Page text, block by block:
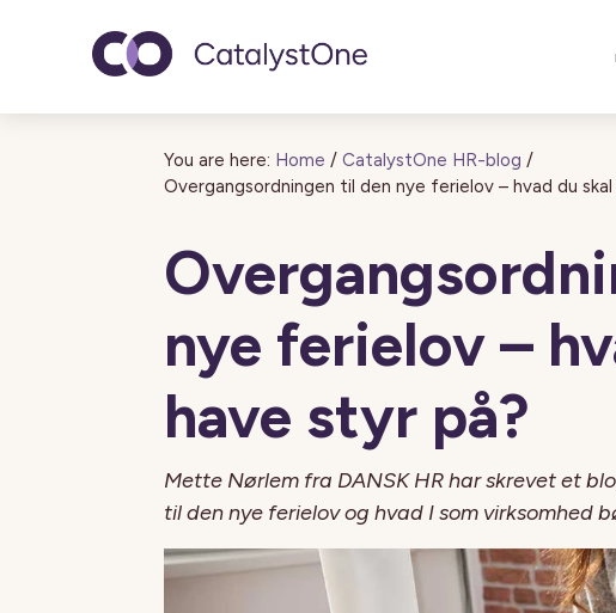
Toggle navigation
You are here: Home / CatalystOne HR-blog /
Overgangsordningen til den nye ferielov – hvad du
nye ferielov –
have styr på?
Mette Nørlem fra DANSK HR har skrevet et
til den nye ferielov og hvad I som virksomhed